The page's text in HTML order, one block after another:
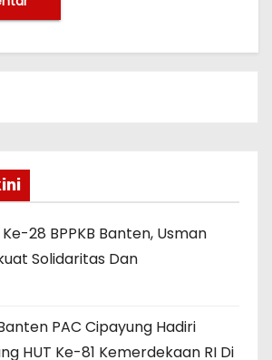
28 BPPKB Banten, Usman
Solidaritas Dan
PAC Cipayung Hadiri
HUT Ke-81 Kemerdekaan RI Di